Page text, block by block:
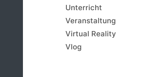
Unterricht
Veranstaltung
Virtual Reality
Vlog